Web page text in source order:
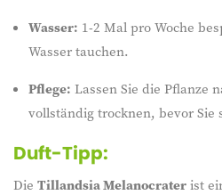
Wasser: 1-2 Mal pro Woche
Wasser tauchen.
Pflege: Lassen Sie die Pflanze
vollständig trocknen, bevor Sie
Duft-Tipp:
Die Tillandsia Melanocraterist